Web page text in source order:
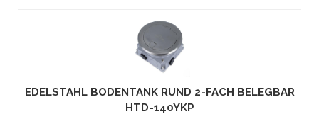
EDELSTAHL BODENTANK RUND 2-FACH BELEGBAR
HTD-140YKP